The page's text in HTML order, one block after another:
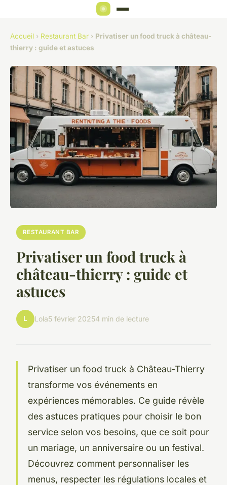
Accueil › Restaurant Bar › Privatiser un food truck à château-
thierry : guide et astuces
RESTAURANT BAR
Privatiser un food truck à
château-thierry : guide et
astuces
L Lola5 février 20254 min de lecture
Privatiser un food truck à Château-Thierry
transforme vos événements en
expériences mémorables. Ce guide révèle
des astuces pratiques pour choisir le bon
service selon vos besoins, que ce soit pour
un mariage, un anniversaire ou un festival.
Découvrez comment personnaliser les
menus, respecter les régulations locales et